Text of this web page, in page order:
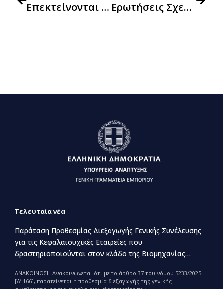
Επεκτείνονται Έως 31.12.2024 Τα Μέτρα Και Οι Παρεμβάσεις Για Τον Έλεγχο Των Τιμών Ερωτήσεις Σχετικά Με Τον Νέο Κώδικα Δεοντολογίας Για Ανακοινώσεις Μείωσης Τιμής
Τελευταία νέα
Παράταση Προθεσμίας Διεξαγωγής Γενικής Συνέλευσης
για τις Κεφαλαιουχικές Εταιρείες που
δραστηριοποιούνται στον κλάδο της Βιομηχανίας
ΑΝΑΚΟΙΝΩΣΗ Ανακοινώνεται ότι με το άρθρο 37 του νόμου 5233/2025
[Α’ 166], παρατείνεται η προθεσμία διεξαγωγής της γενικής